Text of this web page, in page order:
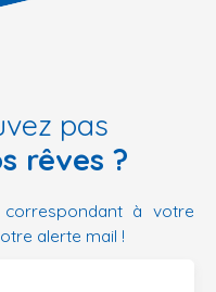
pas
rêves ?
à votre
alerte mail !